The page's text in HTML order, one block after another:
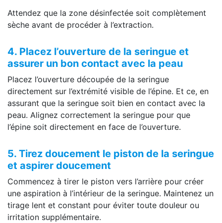
Attendez que la zone désinfectée soit complètement
sèche avant de procéder à l’extraction.
4. Placez l’ouverture de la seringue et
assurer un bon contact avec la peau
Placez l’ouverture découpée de la seringue
directement sur l’extrémité visible de l’épine. Et ce, en
assurant que la seringue soit bien en contact avec la
peau. Alignez correctement la seringue pour que
l’épine soit directement en face de l’ouverture.
5. Tirez doucement le piston de la seringue
et aspirer doucement
Commencez à tirer le piston vers l’arrière pour créer
une aspiration à l’intérieur de la seringue. Maintenez un
tirage lent et constant pour éviter toute douleur ou
irritation supplémentaire.